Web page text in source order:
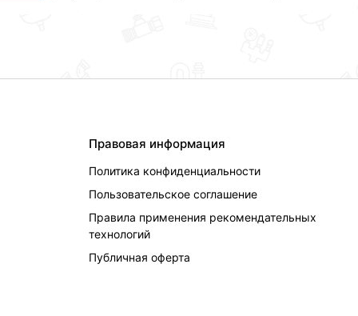
Правовая информация
Политика конфиденциальности
Пользовательское соглашение
Правила применения рекомендательных
технологий
Публичная оферта